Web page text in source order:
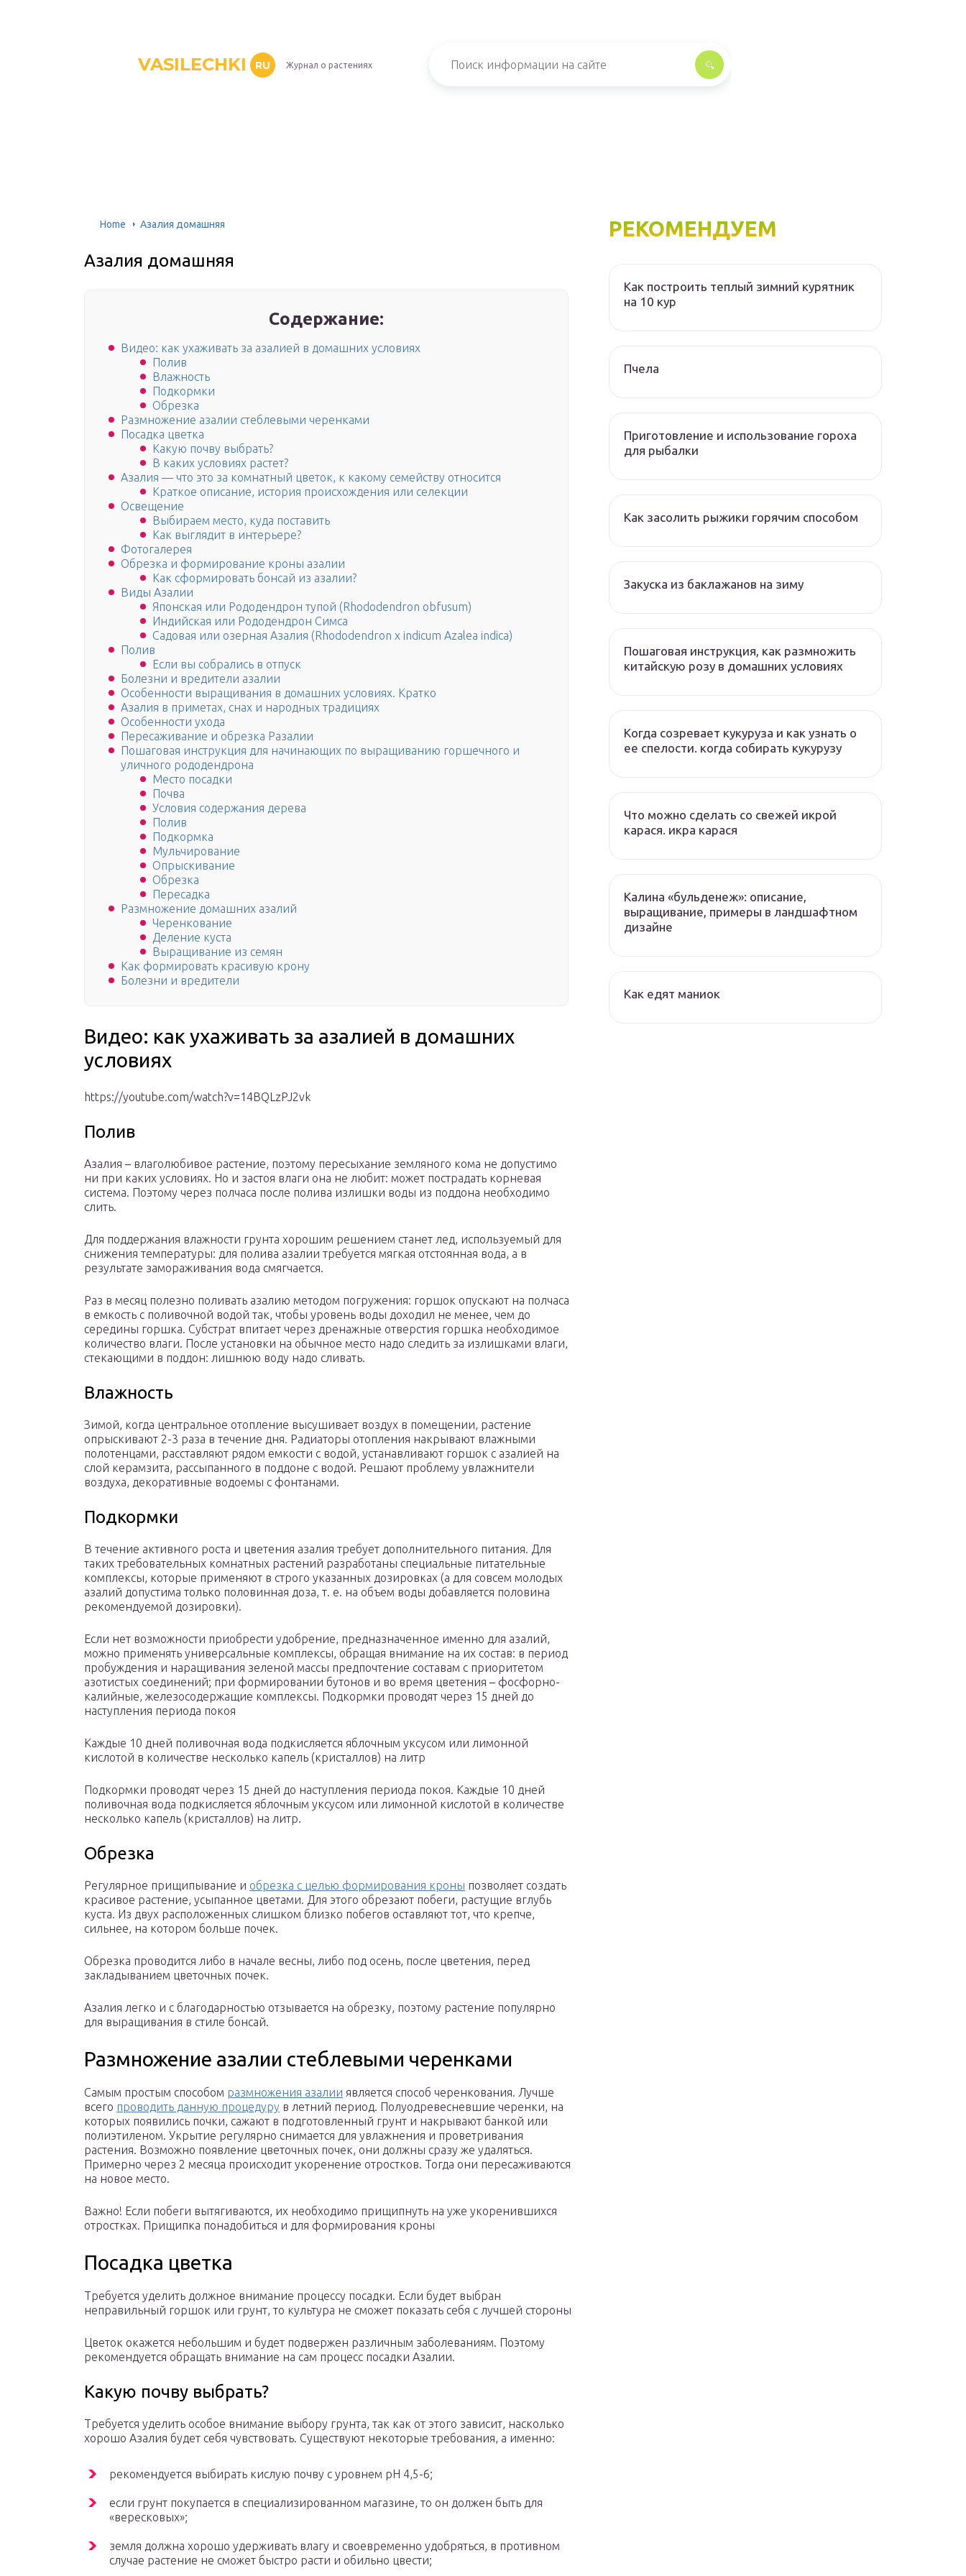
VASILECHKI RU Журнал о растениях
Home Азалия домашняя
Азалия домашняя
Содержание:
Видео: как ухаживать за азалией в домашних условиях
Полив
Влажность
Подкормки
Обрезка
Размножение азалии стеблевыми черенками
Посадка цветка
Какую почву выбрать?
В каких условиях растет?
Азалия — что это за комнатный цветок, к какому семейству относится
Краткое описание, история происхождения или селекции
Освещение
Выбираем место, куда поставить
Как выглядит в интерьере?
Фотогалерея
Обрезка и формирование кроны азалии
Как сформировать бонсай из азалии?
Виды Азалии
Японская или Рододендрон тупой (Rhododendron obfusum)
Индийская или Рододендрон Симса
Садовая или озерная Азалия (Rhododendron x indicum Azalea indica)
Полив
Если вы собрались в отпуск
Болезни и вредители азалии
Особенности выращивания в домашних условиях. Кратко
Азалия в приметах, снах и народных традициях
Особенности ухода
Пересаживание и обрезка Разалии
Пошаговая инструкция для начинающих по выращиванию горшечного и
уличного рододендрона
Место посадки
Почва
Условия содержания дерева
Полив
Подкормка
Мульчирование
Опрыскивание
Обрезка
Пересадка
Размножение домашних азалий
Черенкование
Деление куста
Выращивание из семян
Как формировать красивую крону
Болезни и вредители
Видео: как ухаживать за азалией в домашних
условиях
https://youtube.com/watch?v=14BQLzPJ2vk
Полив
Азалия – влаголюбивое растение, поэтому пересыхание земляного кома не допустимо
ни при каких условиях. Но и застоя влаги она не любит: может пострадать корневая
система. Поэтому через полчаса после полива излишки воды из поддона необходимо
слить.
Для поддержания влажности грунта хорошим решением станет лед, используемый для
снижения температуры: для полива азалии требуется мягкая отстоянная вода, а в
результате замораживания вода смягчается.
Раз в месяц полезно поливать азалию методом погружения: горшок опускают на полчаса
в емкость с поливочной водой так, чтобы уровень воды доходил не менее, чем до
середины горшка. Субстрат впитает через дренажные отверстия горшка необходимое
количество влаги. После установки на обычное место надо следить за излишками влаги,
стекающими в поддон: лишнюю воду надо сливать.
Влажность
Зимой, когда центральное отопление высушивает воздух в помещении, растение
опрыскивают 2-3 раза в течение дня. Радиаторы отопления накрывают влажными
полотенцами, расставляют рядом емкости с водой, устанавливают горшок с азалией на
слой керамзита, рассыпанного в поддоне с водой. Решают проблему увлажнители
воздуха, декоративные водоемы с фонтанами.
Подкормки
В течение активного роста и цветения азалия требует дополнительного питания. Для
таких требовательных комнатных растений разработаны специальные питательные
комплексы, которые применяют в строго указанных дозировках (а для совсем молодых
азалий допустима только половинная доза, т. е. на объем воды добавляется половина
рекомендуемой дозировки).
Если нет возможности приобрести удобрение, предназначенное именно для азалий,
можно применять универсальные комплексы, обращая внимание на их состав: в период
пробуждения и наращивания зеленой массы предпочтение составам с приоритетом
азотистых соединений; при формировании бутонов и во время цветения – фосфорно-
калийные, железосодержащие комплексы. Подкормки проводят через 15 дней до
наступления периода покоя
Каждые 10 дней поливочная вода подкисляется яблочным уксусом или лимонной
кислотой в количестве несколько капель (кристаллов) на литр
Подкормки проводят через 15 дней до наступления периода покоя. Каждые 10 дней
поливочная вода подкисляется яблочным уксусом или лимонной кислотой в количестве
несколько капель (кристаллов) на литр.
Обрезка
Регулярное прищипывание и обрезка с целью формирования кроны позволяет создать
красивое растение, усыпанное цветами. Для этого обрезают побеги, растущие вглубь
куста. Из двух расположенных слишком близко побегов оставляют тот, что крепче,
сильнее, на котором больше почек.
Обрезка проводится либо в начале весны, либо под осень, после цветения, перед
закладыванием цветочных почек.
Азалия легко и с благодарностью отзывается на обрезку, поэтому растение популярно
для выращивания в стиле бонсай.
Размножение азалии стеблевыми черенками
Самым простым способом размножения азалии является способ черенкования. Лучше
всего проводить данную процедуру в летний период. Полуодревесневшие черенки, на
которых появились почки, сажают в подготовленный грунт и накрывают банкой или
полиэтиленом. Укрытие регулярно снимается для увлажнения и проветривания
растения. Возможно появление цветочных почек, они должны сразу же удаляться.
Примерно через 2 месяца происходит укоренение отростков. Тогда они пересаживаются
на новое место.
Важно! Если побеги вытягиваются, их необходимо прищипнуть на уже укоренившихся
отростках. Прищипка понадобиться и для формирования кроны
Посадка цветка
Требуется уделить должное внимание процессу посадки. Если будет выбран
неправильный горшок или грунт, то культура не сможет показать себя с лучшей стороны
Цветок окажется небольшим и будет подвержен различным заболеваниям. Поэтому
рекомендуется обращать внимание на сам процесс посадки Азалии.
Какую почву выбрать?
Требуется уделить особое внимание выбору грунта, так как от этого зависит, насколько
хорошо Азалия будет себя чувствовать. Существуют некоторые требования, а именно:
рекомендуется выбирать кислую почву с уровнем pH 4,5-6;
если грунт покупается в специализированном магазине, то он должен быть для
«вересковых»;
земля должна хорошо удерживать влагу и своевременно удобряться, в противном
случае растение не сможет быстро расти и обильно цвести;
РЕКОМЕНДУЕМ
Как построить теплый зимний курятник
на 10 кур
Пчела
Приготовление и использование гороха
для рыбалки
Как засолить рыжики горячим способом
Закуска из баклажанов на зиму
Пошаговая инструкция, как размножить
китайскую розу в домашних условиях
Когда созревает кукуруза и как узнать о
ее спелости. когда собирать кукурузу
Что можно сделать со свежей икрой
карася. икра карася
Калина «бульденеж»: описание,
выращивание, примеры в ландшафтном
дизайне
Как едят маниок